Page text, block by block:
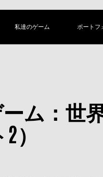
私達のゲーム ポートフ
ーム：
）